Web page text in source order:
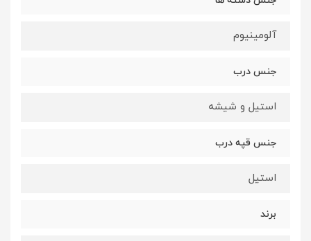
آلومینیوم
جنس درب
استیل و شیشه
جنس قپه درب
استیل
برند